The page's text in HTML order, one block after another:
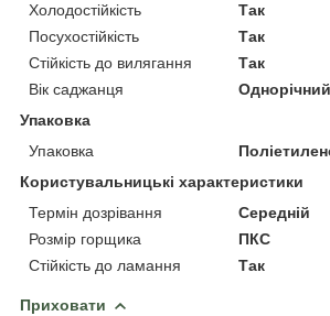
Холодостійкість
Так
Посухостійкість
Так
Стійкість до вилягання
Так
Вік саджанця
Однорічний
Упаковка
Упаковка
Користувальницькі характеристики
Термін дозрівання
Середній
Розмір горщика
ПКС
Стійкість до ламання
Так
Приховати